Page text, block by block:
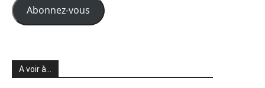
Abonnez-vous
A voir à…